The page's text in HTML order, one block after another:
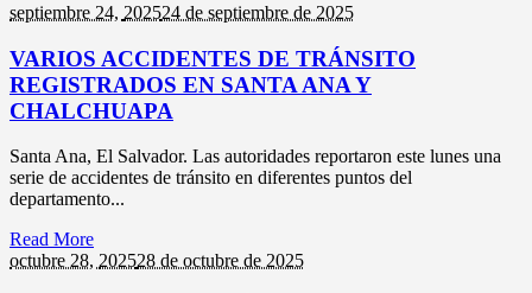
septiembre 24, 202524 de septiembre de 2025
VARIOS ACCIDENTES DE TRÁNSITO
REGISTRADOS EN SANTA ANA Y
CHALCHUAPA
Santa Ana, El Salvador. Las autoridades reportaron este lunes una
serie de accidentes de tránsito en diferentes puntos del
departamento...
Read More
octubre 28, 202528 de octubre de 2025